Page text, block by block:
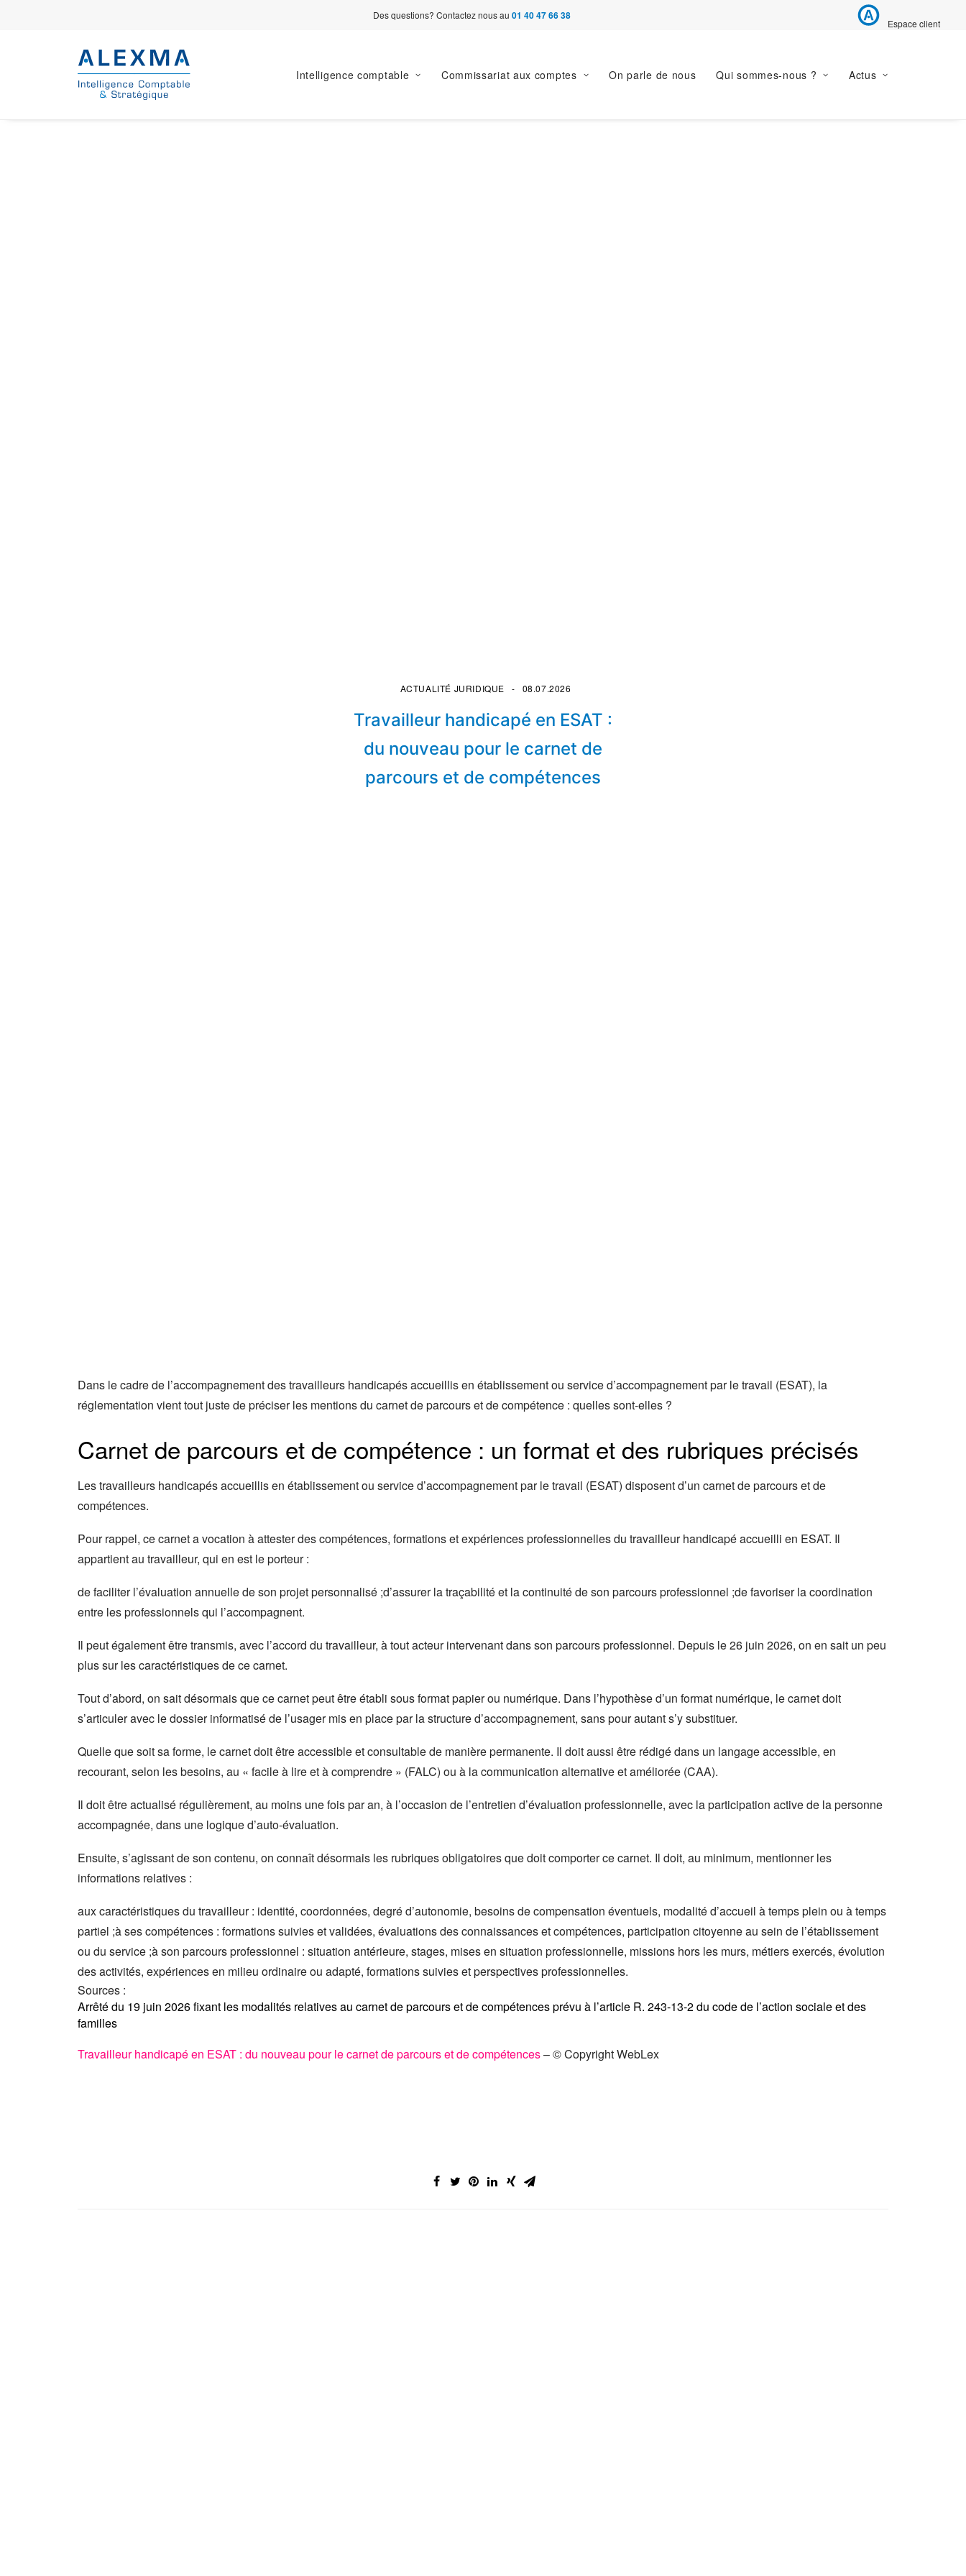
Des questions? Contactez nous au 01 40 47 66 38
Espace client
Intelligence comptable Commissariat aux comptes On parle de nous Qui sommes-nous ? Actus
Travailleur handicapé en ESAT :
du nouveau pour le carnet de
parcours et de compétences
08.07.2026
ACTUALITÉ JURIDIQUE
Dans le cadre de l’accompagnement des travailleurs handicapés accueillis en établissement ou service d’accompagnement par le travail (ESAT), la
réglementation vient tout juste de préciser les mentions du carnet de parcours et de compétence : quelles sont-elles ?
Carnet de parcours et de compétence : un format et des rubriques précisés
Les travailleurs handicapés accueillis en établissement ou service d’accompagnement par le travail (ESAT) disposent d’un carnet de parcours et de
compétences.
Pour rappel, ce carnet a vocation à attester des compétences, formations et expériences professionnelles du travailleur handicapé accueilli en ESAT. Il
appartient au travailleur, qui en est le porteur :
de faciliter l’évaluation annuelle de son projet personnalisé ;d’assurer la traçabilité et la continuité de son parcours professionnel ;de favoriser la coordination
entre les professionnels qui l’accompagnent.
Il peut également être transmis, avec l’accord du travailleur, à tout acteur intervenant dans son parcours professionnel. Depuis le 26 juin 2026, on en sait un peu
plus sur les caractéristiques de ce carnet.
Tout d’abord, on sait désormais que ce carnet peut être établi sous format papier ou numérique. Dans l’hypothèse d’un format numérique, le carnet doit
s’articuler avec le dossier informatisé de l’usager mis en place par la structure d’accompagnement, sans pour autant s’y substituer.
Quelle que soit sa forme, le carnet doit être accessible et consultable de manière permanente. Il doit aussi être rédigé dans un langage accessible, en
recourant, selon les besoins, au « facile à lire et à comprendre » (FALC) ou à la communication alternative et améliorée (CAA).
Il doit être actualisé régulièrement, au moins une fois par an, à l’occasion de l’entretien d’évaluation professionnelle, avec la participation active de la personne
accompagnée, dans une logique d’auto-évaluation.
Ensuite, s’agissant de son contenu, on connaît désormais les rubriques obligatoires que doit comporter ce carnet. Il doit, au minimum, mentionner les
informations relatives :
aux caractéristiques du travailleur : identité, coordonnées, degré d’autonomie, besoins de compensation éventuels, modalité d’accueil à temps plein ou à temps
partiel ;à ses compétences : formations suivies et validées, évaluations des connaissances et compétences, participation citoyenne au sein de l’établissement
ou du service ;à son parcours professionnel : situation antérieure, stages, mises en situation professionnelle, missions hors les murs, métiers exercés, évolution
des activités, expériences en milieu ordinaire ou adapté, formations suivies et perspectives professionnelles.
Sources :
Arrêté du 19 juin 2026 fixant les modalités relatives au carnet de parcours et de compétences prévu à l’article R. 243-13-2 du code de l’action sociale et des
familles
Travailleur handicapé en ESAT : du nouveau pour le carnet de parcours et de compétences– © Copyright WebLex